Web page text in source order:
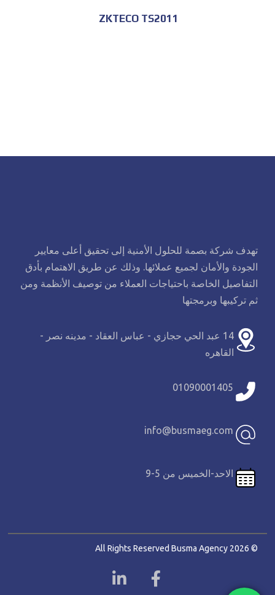
ZKTECO TS2011
14 عبد الحي حجازي - عباس العقاد - مدينه نصر -
القاهره
01090001405
info@busmaeg.com
الاحد-الخميس من 5-9
تهدف شركة بصمة للحلول الأمنية إلى تحقيق أعلى معايير
الجودة والأمان لجميع عملائها. وذلك عن طريق الاهتمام بأدق
التفاصيل الخاصة باحتياجات العملاء من توصيف الأنظمة ومن
ثم تركيبها وبرمجتها
© 2026 All Rights Reserved Busma Agency